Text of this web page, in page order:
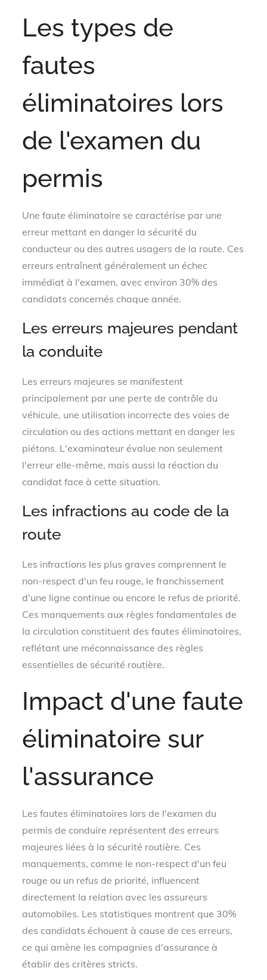
Les types de
fautes
éliminatoires lors
de l'examen du
permis
Une faute éliminatoire se caractérise par une
erreur mettant en danger la sécurité du
conducteur ou des autres usagers de la route. Ces
erreurs entraînent généralement un échec
immédiat à l'examen, avec environ 30% des
candidats concernés chaque année.
Les erreurs majeures pendant
la conduite
Les erreurs majeures se manifestent
principalement par une perte de contrôle du
véhicule, une utilisation incorrecte des voies de
circulation ou des actions mettant en danger les
piétons. L'examinateur évalue non seulement
l'erreur elle-même, mais aussi la réaction du
candidat face à cette situation.
Les infractions au code de la
route
Les infractions les plus graves comprennent le
non-respect d'un feu rouge, le franchissement
d'une ligne continue ou encore le refus de priorité.
Ces manquements aux règles fondamentales de
la circulation constituent des fautes éliminatoires,
reflétant une méconnaissance des règles
essentielles de sécurité routière.
Impact d'une faute
éliminatoire sur
l'assurance
Les fautes éliminatoires lors de l'examen du
permis de conduire représentent des erreurs
majeures liées à la sécurité routière. Ces
manquements, comme le non-respect d'un feu
rouge ou un refus de priorité, influencent
directement la relation avec les assureurs
automobiles. Les statistiques montrent que 30%
des candidats échouent à cause de ces erreurs,
ce qui amène les compagnies d'assurance à
établir des critères stricts.